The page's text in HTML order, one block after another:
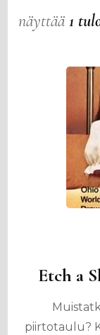
näyttää1
Etch a
piirtotaulu?